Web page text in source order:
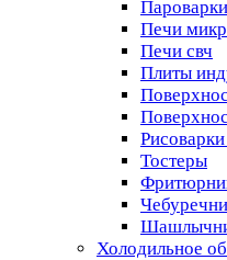
Пароварки
Печи
Печи свч
Плиты
Тостеры
Холодильное